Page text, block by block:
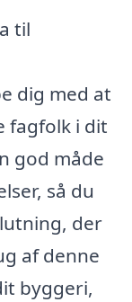
til
dig med at
fagfolk i dit
god måde
så du
der
af denne
byggeri,